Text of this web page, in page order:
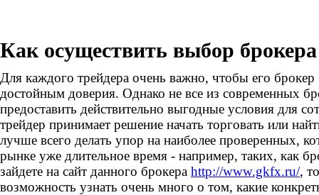
Как осуществить выбор брокера
Для каждого трейдера очень важно, чтобы его
достойным доверия. Однако не все из современных
предоставить действительно выгодные условия для
трейдер принимает решение начать торговать или
лучше всего делать упор на наиболее проверенных,
рынке уже длительное время - например, таких, как
зайдете на сайт данного брокера http://www.gkfx.ru/,
возможность узнать очень много о том, какие